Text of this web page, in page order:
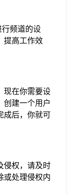
行频道的设
提高工作效
现在你需要设
创建一个用户
成后，你就可
侵权，请及时
或处理侵权内